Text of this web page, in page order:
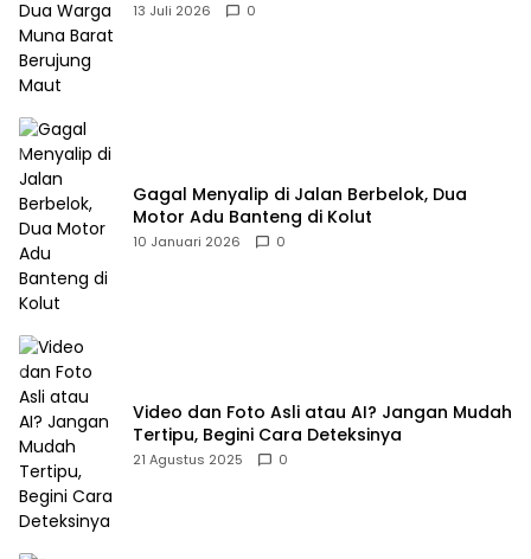
13 Juli 2026 0
Gagal Menyalip di Jalan Berbelok, Dua
Motor Adu Banteng di Kolut
10 Januari 2026 0
Video dan Foto Asli atau AI? Jangan Mudah
Tertipu, Begini Cara Deteksinya
21 Agustus 2025 0